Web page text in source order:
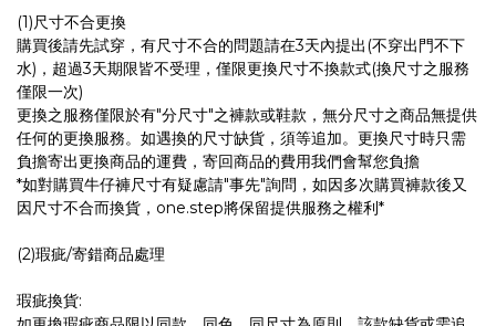
(1)尺寸不合更換
購買後請先試穿，有尺寸不合的問題請在3天內提出(不穿出門不下
水)，超過3天期限皆不受理，僅限更換尺寸不換款式(換尺寸之服務
僅限一次)
更換之服務僅限於有"分尺寸"之褲款或鞋款，無分尺寸之商品無提供
任何的更換服務。如遇換的尺寸缺貨，須等追加。更換尺寸時只需
負擔寄出更換商品的運費，寄回商品的費用我們會幫您負擔
*如對購買牛仔褲尺寸有疑慮請"事先"詢問，如因多次購買褲款後又
因尺寸不合而換貨，one.step將保留提供服務之權利*
(2)瑕疵/寄錯商品處理
瑕疵換貨: